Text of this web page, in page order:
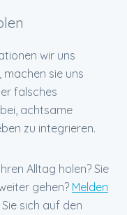
wir uns
sie uns
falsches
achtsame
zu integrieren.
Alltag holen? Sie
gehen? Melden
sich auf den